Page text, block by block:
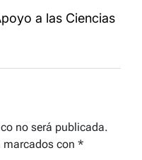
a las Ciencias
no será publicada.
con *